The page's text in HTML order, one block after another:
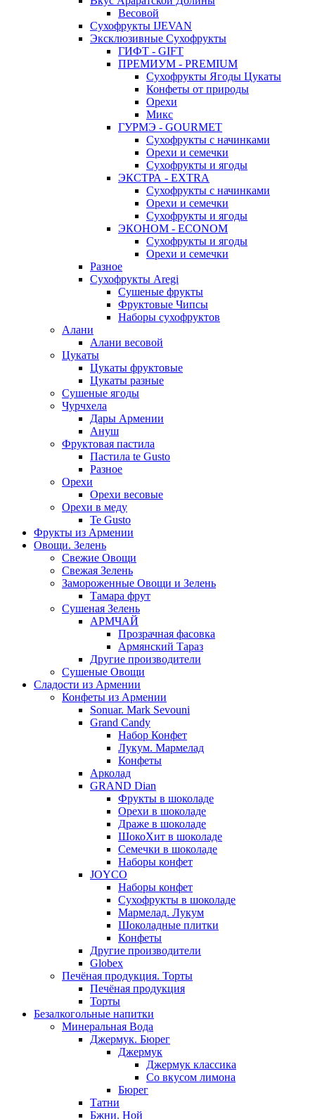
Весовой
Сухофрукты IJEVAN
Эксклюзивные Сухофрукты
ГИФТ - GIFT
ПРЕМИУМ - PREMIUM
Сухофрукты Ягоды Цукаты
Конфеты от природы
Орехи
Микс
ГУРМЭ - GOURMET
Сухофрукты с начинками
Орехи и семечки
Сухофрукты и ягоды
ЭКСТРА - EXTRA
Сухофрукты с начинками
Орехи и семечки
Сухофрукты и ягоды
ЭКОНОМ - ECONOM
Сухофрукты и ягоды
Орехи и семечки
Разное
Сухофрукты Aregi
Сушеные фрукты
Фруктовые Чипсы
Наборы сухофруктов
Алани
Алани весовой
Цукаты
Цукаты фруктовые
Цукаты разные
Сушеные ягоды
Чурчхела
Дары Армении
Ануш
Фруктовая пастила
Пастила te Gusto
Разное
Орехи
Орехи весовые
Орехи в меду
Te Gusto
Фрукты из Армении
Овощи. Зелень
Свежие Овощи
Свежая Зелень
Замороженные Овощи и Зелень
Тамара фрут
Сушеная Зелень
АРМЧАЙ
Прозрачная фасовка
Армянский Тараз
Другие производители
Сушеные Овощи
Сладости из Армении
Конфеты из Армении
Sonuar. Mark Sevouni
Grand Candy
Набор Конфет
Лукум. Мармелад
Конфеты
Арколад
GRAND Dian
Фрукты в шоколаде
Орехи в шоколаде
Драже в шоколаде
ШокоХит в шоколаде
Семечки в шоколаде
Наборы конфет
JOYCO
Наборы конфет
Сухофрукты в шоколаде
Мармелад. Лукум
Шоколадные плитки
Конфеты
Другие производители
Globex
Печёная продукция. Торты
Печёная продукция
Торты
Безалкогольные напитки
Минеральная Вода
Джермук. Бюрег
Джермук
Джермук классика
Со вкусом лимона
Бюрег
Татни
Бжни. Ной